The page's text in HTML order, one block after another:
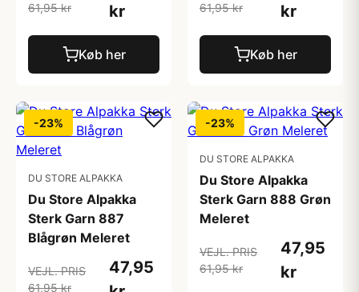
61,95 kr
kr
Køb her
61,95 kr
kr
Køb her
-23%
DU STORE ALPAKKA
Du Store Alpakka
Sterk Garn 887
Blågrøn Meleret
VEJL. PRIS
61,95 kr
47,95
-23%
DU STORE ALPAKKA
Du Store Alpakka
Sterk Garn 888 Grøn
Meleret
VEJL. PRIS
61,95 kr
47,95
kr